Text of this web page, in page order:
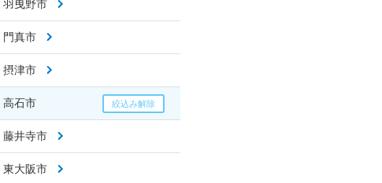
羽曳野市
門真市
摂津市
高石市
藤井寺市
東大阪市